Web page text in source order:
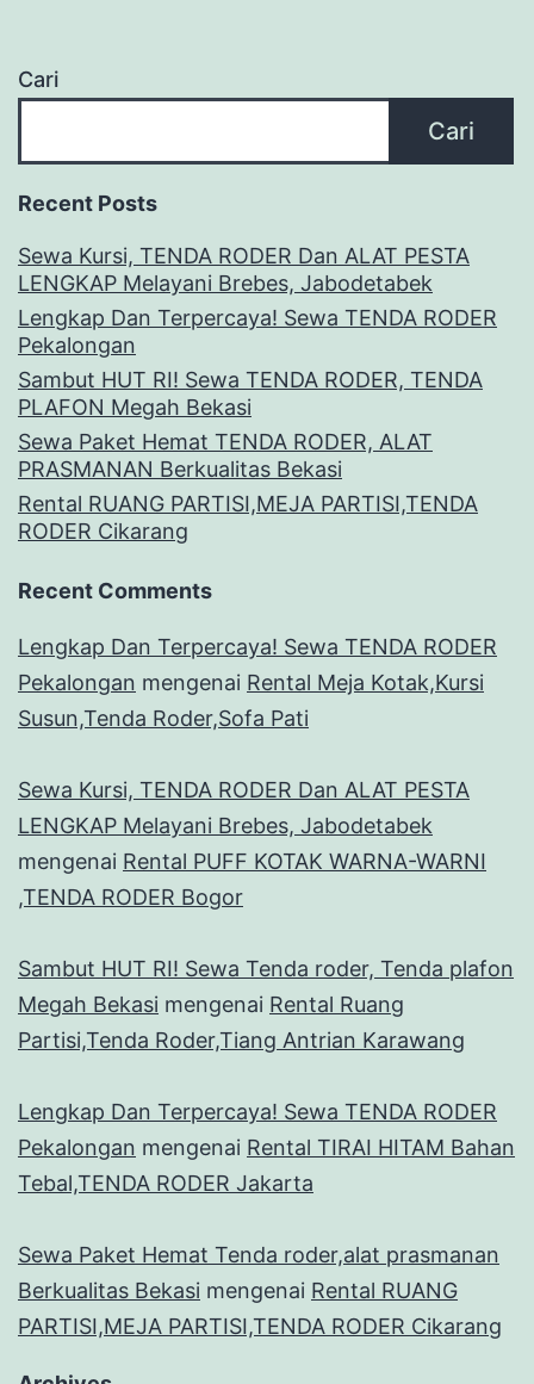
Cari
Cari
Recent Posts
Sewa Kursi, TENDA RODER Dan ALAT PESTA
LENGKAP Melayani Brebes, Jabodetabek
Lengkap Dan Terpercaya! Sewa TENDA RODER
Pekalongan
Sambut HUT RI! Sewa TENDA RODER, TENDA
PLAFON Megah Bekasi
Sewa Paket Hemat TENDA RODER, ALAT
PRASMANAN Berkualitas Bekasi
Rental RUANG PARTISI,MEJA PARTISI,TENDA
RODER Cikarang
Recent Comments
Lengkap Dan Terpercaya! Sewa TENDA RODER
Pekalongan mengenai Rental Meja Kotak,Kursi
Susun,Tenda Roder,Sofa Pati
Sewa Kursi, TENDA RODER Dan ALAT PESTA
LENGKAP Melayani Brebes, Jabodetabek
mengenai Rental PUFF KOTAK WARNA-WARNI
,TENDA RODER Bogor
Sambut HUT RI! Sewa Tenda roder, Tenda plafon
Megah Bekasi mengenai Rental Ruang
Partisi,Tenda Roder,Tiang Antrian Karawang
Lengkap Dan Terpercaya! Sewa TENDA RODER
Pekalongan mengenai Rental TIRAI HITAM Bahan
Tebal,TENDA RODER Jakarta
Sewa Paket Hemat Tenda roder,alat prasmanan
Berkualitas Bekasi mengenai Rental RUANG
PARTISI,MEJA PARTISI,TENDA RODER Cikarang